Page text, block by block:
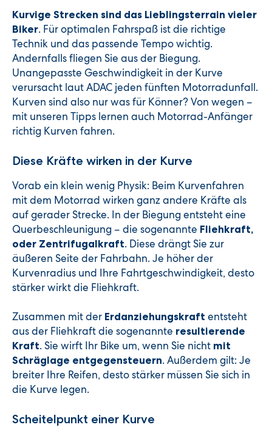
Kurvige Strecken sind das Lieblingsterrain vieler
Biker. Für optimalen Fahrspaß ist die richtige
Technik und das passende Tempo wichtig.
Andernfalls fliegen Sie aus der Biegung.
Unangepasste Geschwindigkeit in der Kurve
verursacht laut ADAC jeden fünften Motorradunfall.
Kurven sind also nur was für Könner? Von wegen –
mit unseren Tipps lernen auch Motorrad-Anfänger
richtig Kurven fahren.
Diese Kräfte wirken in der Kurve
Vorab ein klein wenig Physik: Beim Kurvenfahren
mit dem Motorrad wirken ganz andere Kräfte als
auf gerader Strecke. In der Biegung entsteht eine
Querbeschleunigung – die sogenannte Fliehkraft,
oder Zentrifugalkraft. Diese drängt Sie zur
äußeren Seite der Fahrbahn. Je höher der
Kurvenradius und Ihre Fahrtgeschwindigkeit, desto
stärker wirkt die Fliehkraft.
Zusammen mit der Erdanziehungskraft entsteht
aus der Fliehkraft die sogenannte resultierende
Kraft. Sie wirft Ihr Bike um, wenn Sie nicht mit
Schräglage entgegensteuern. Außerdem gilt: Je
breiter Ihre Reifen, desto stärker müssen Sie sich in
die Kurve legen.
Scheitelpunkt einer Kurve